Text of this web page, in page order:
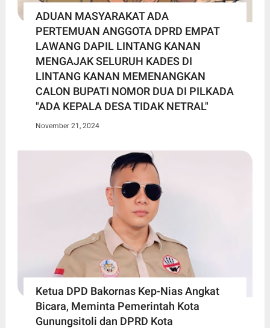
ADUAN MASYARAKAT ADA
PERTEMUAN ANGGOTA DPRD EMPAT
LAWANG DAPIL LINTANG KANAN
MENGAJAK SELURUH KADES DI
LINTANG KANAN MEMENANGKAN
CALON BUPATI NOMOR DUA DI PILKADA
"ADA KEPALA DESA TIDAK NETRAL"
November 21, 2024
Ketua DPD Bakornas Kep-Nias Angkat
Bicara, Meminta Pemerintah Kota
Gunungsitoli dan DPRD Kota